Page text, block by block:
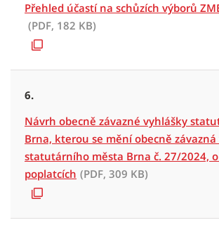
Přehled účastí na schůzích výborů
(PDF, 182 KB)
6.
Návrh obecně závazné vyhlášky
Brna, kterou se mění obecně
statutárního města Brna č. 27/2024,
poplatcích (PDF, 309 KB)